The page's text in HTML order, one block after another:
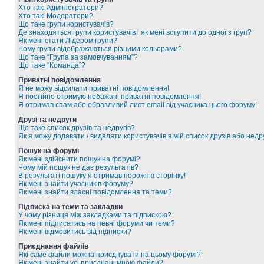
Хто такі Адміністратори?
Хто такі Модератори?
Що таке групи користувачів?
Де знаходяться групи користувачів і як мені вступити до одної з груп?
Як мені стати Лідером групи?
Чому групи відображаються різними кольорами?
Що таке “Група за замовчуванням”?
Що таке “Команда”?
Приватні повідомлення
Я не можу відсилати приватні повідомлення!
Я постійно отримую небажані приватні повідомлення!
Я отримав спам або образливий лист email від учасника цього форуму!
Друзі та недруги
Що таке список друзів та недругів?
Як я можу додавати / видаляти користувачів в мій список друзів або
Пошук на форумі
Як мені здійснити пошук на форумі?
Чому мій пошук не дає результатів?
В результаті пошуку я отримав порожню сторінку!
Як мені знайти учасників форуму?
Як мені знайти власні повідомлення та теми?
Підписка на теми та закладки
У чому різниця між закладками та підпискою?
Як мені підписатись на певні форуми чи теми?
Як мені відмовитись від підписки?
Приєднання файлів
Які саме файли можна приєднувати на цьому форумі?